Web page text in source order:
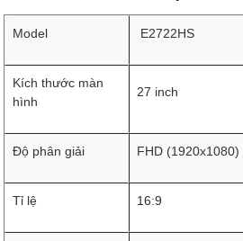
Model E2722HS
Kích thước màn
hình
27 inch
Độ phân giải FHD (1920x1080)
Tỉ lệ 16:9